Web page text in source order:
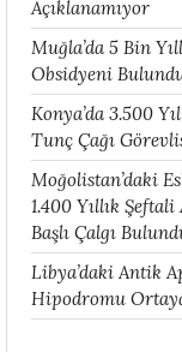
Açıklanamıyor
Muğla’da 5 Bin
Obsidyeni
Konya’da 3.500
Tunç Çağı
Moğolistan’daki
1.400 Yıllık Şeftali
Başlı Çalgı
Libya’daki Antik
Hipodromu